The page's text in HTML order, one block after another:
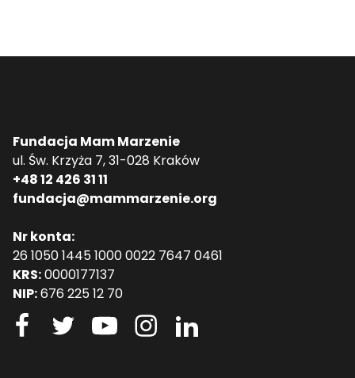
Fundacja Mam Marzenie
ul. Św. Krzyża 7, 31-028 Kraków
+48 12 426 31 11
fundacja@mammarzenie.org
Nr konta:
26 1050 1445 1000 0022 7647 0461
KRS:0000177137
NIP:676 225 12 70